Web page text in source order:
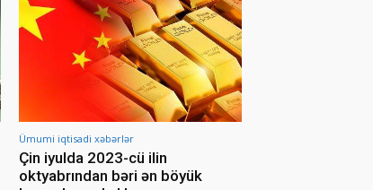
Ümumi iqtisadi xəbərlər
Çin iyulda 2023-cü ilin
oktyabrından bəri ən böyük